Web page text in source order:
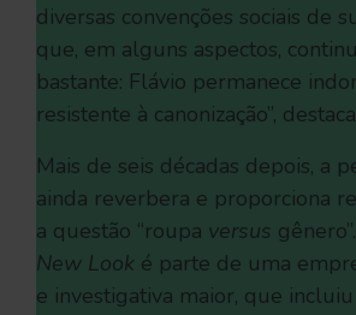
diversas convenções sociais de
que, em alguns aspectos,
bastante: Flávio permanece
resistente à canonização”,
Mais de seis décadas depois, a
ainda reverbera e proporciona
a questão “roupa versus
New Look é parte de uma
e investigativa maior, que